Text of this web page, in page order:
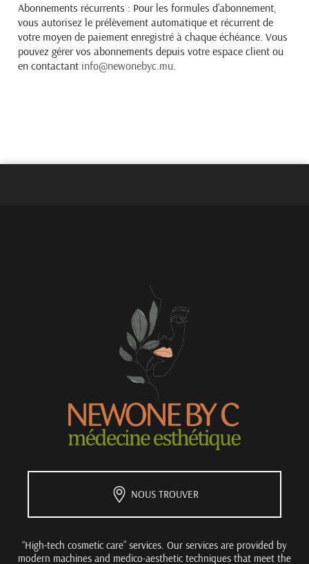
Abonnements récurrents : Pour les formules d’abonnement,
vous autorisez le prélèvement automatique et récurrent de
votre moyen de paiement enregistré à chaque échéance. Vous
pouvez gérer vos abonnements depuis votre espace client ou
en contactant info@newonebyc.mu.
NOUS TROUVER
“High-tech cosmetic care” services. Our services are provided by
modern machines and medico-aesthetic techniques that meet the